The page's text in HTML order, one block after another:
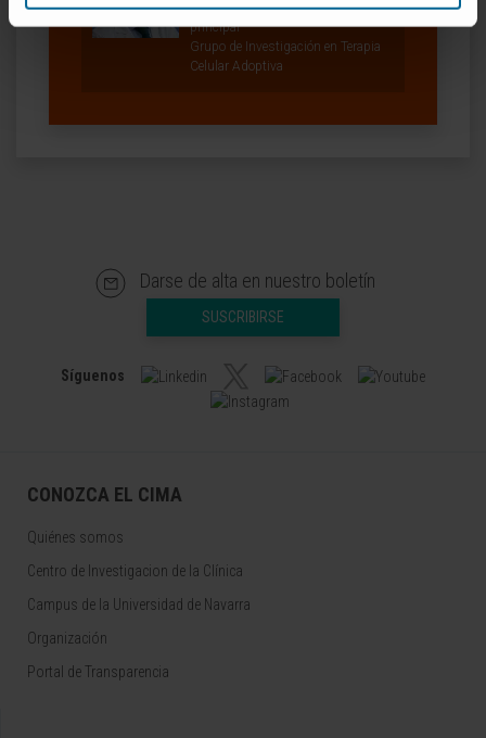
Investigador Senior | Investigador
principal
Grupo de Investigación en Terapia
Celular Adoptiva
Darse de alta en nuestro boletín
SUSCRIBIRSE
Síguenos
CONOZCA EL CIMA
Quiénes somos
Centro de Investigacion de la Clínica
Campus de la Universidad de Navarra
Organización
Portal de Transparencia